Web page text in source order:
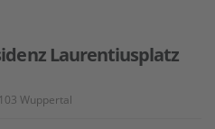
Laurentiusplatz
Wuppertal